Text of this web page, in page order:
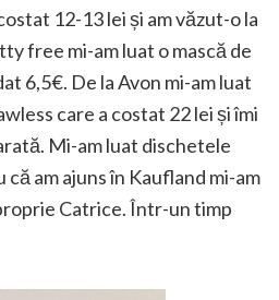
12-13 lei și am văzut-o la
free mi-am luat o mască de
6,5€. De la Avon mi-am luat
care a costat 22 lei și îmi
Mi-am luat dischetele
am ajuns în Kaufland mi-am
Catrice. Într-un timp